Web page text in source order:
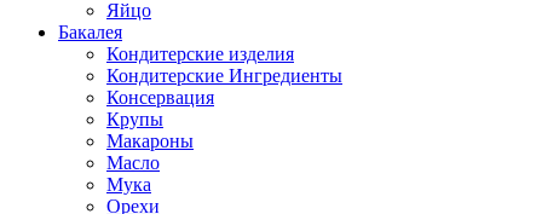
Яйцо
Бакалея
Кондитерские изделия
Кондитерские Ингредиенты
Консервация
Крупы
Макароны
Масло
Мука
Орехи